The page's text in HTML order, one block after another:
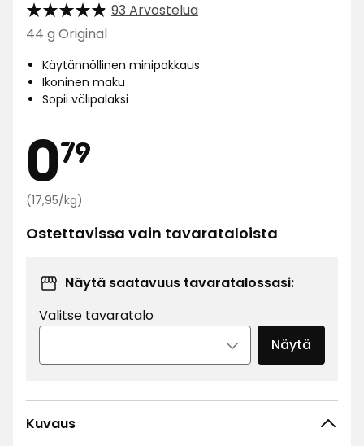
93 Arvostelua
44 g Original
Käytännöllinen minipakkaus
Ikoninen maku
Sopii välipalaksi
Hinta
079
€
(17,95/kg)
17,95
Ostettavissa vain tavarataloista
Näytä saatavuus tavaratalossasi:
Valitse tavaratalo
Näytä
Kuvaus